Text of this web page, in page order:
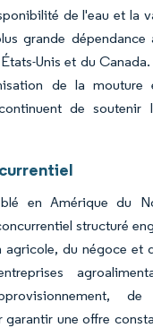
de l'eau et la
grande
Unis et du
de la
de soutenir
en Amérique du
structuré
du négoce et
une offre